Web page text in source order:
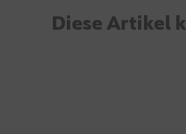
Diese Artikel